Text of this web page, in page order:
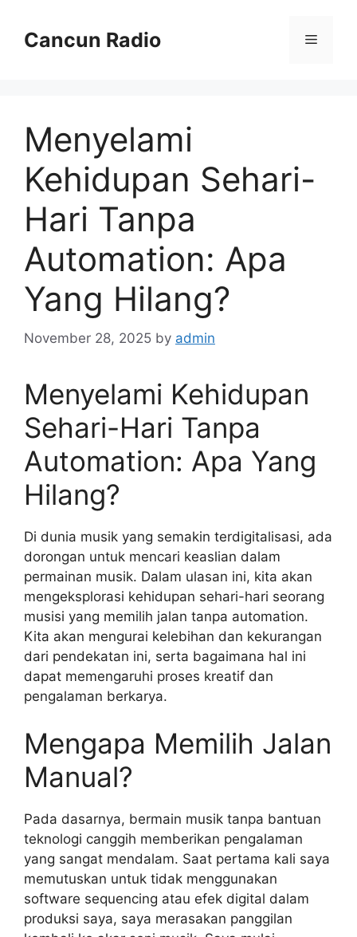
contentCancun Radio Menu
Menyelami
Kehidupan Sehari-
Hari Tanpa
Automation: Apa
Yang Hilang?
November 28, 2025 by admin
Menyelami Kehidupan
Sehari-Hari Tanpa
Automation: Apa Yang
Hilang?
Di dunia musik yang semakin terdigitalisasi, ada
dorongan untuk mencari keaslian dalam
permainan musik. Dalam ulasan ini, kita akan
mengeksplorasi kehidupan sehari-hari seorang
musisi yang memilih jalan tanpa automation.
Kita akan mengurai kelebihan dan kekurangan
dari pendekatan ini, serta bagaimana hal ini
dapat memengaruhi proses kreatif dan
pengalaman berkarya.
Mengapa Memilih Jalan
Manual?
Pada dasarnya, bermain musik tanpa bantuan
teknologi canggih memberikan pengalaman
yang sangat mendalam. Saat pertama kali saya
memutuskan untuk tidak menggunakan
software sequencing atau efek digital dalam
produksi saya, saya merasakan panggilan